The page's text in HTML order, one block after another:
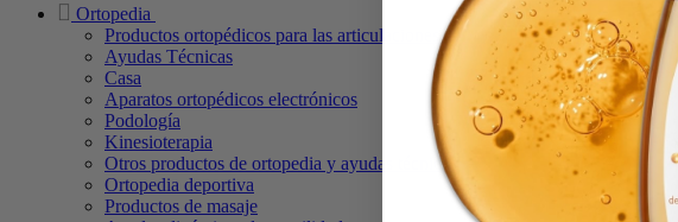
Ortopedia
Productos ortopédicos para las articulaciones
Ayudas Técnicas
Casa
Aparatos ortopédicos electrónicos
Podología
Kinesioterapia
Otros productos de ortopedia y ayudas técnicas
Ortopedia deportiva
Productos de masaje